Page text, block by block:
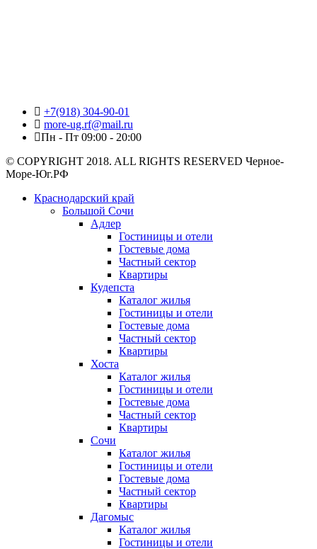
+7(918) 304-90-01
more-ug.rf@mail.ru
Пн - Пт 09:00 - 20:00
© COPYRIGHT 2018. ALL RIGHTS RESERVED Черное-
Море-Юг.РФ
Краснодарский край
Большой Сочи
Адлер
Гостиницы и отели
Гостевые дома
Частный сектор
Квартиры
Кудепста
Каталог жилья
Гостиницы и отели
Гостевые дома
Частный сектор
Квартиры
Хоста
Каталог жилья
Гостиницы и отели
Гостевые дома
Частный сектор
Квартиры
Сочи
Каталог жилья
Гостиницы и отели
Гостевые дома
Частный сектор
Квартиры
Дагомыс
Каталог жилья
Гостиницы и отели